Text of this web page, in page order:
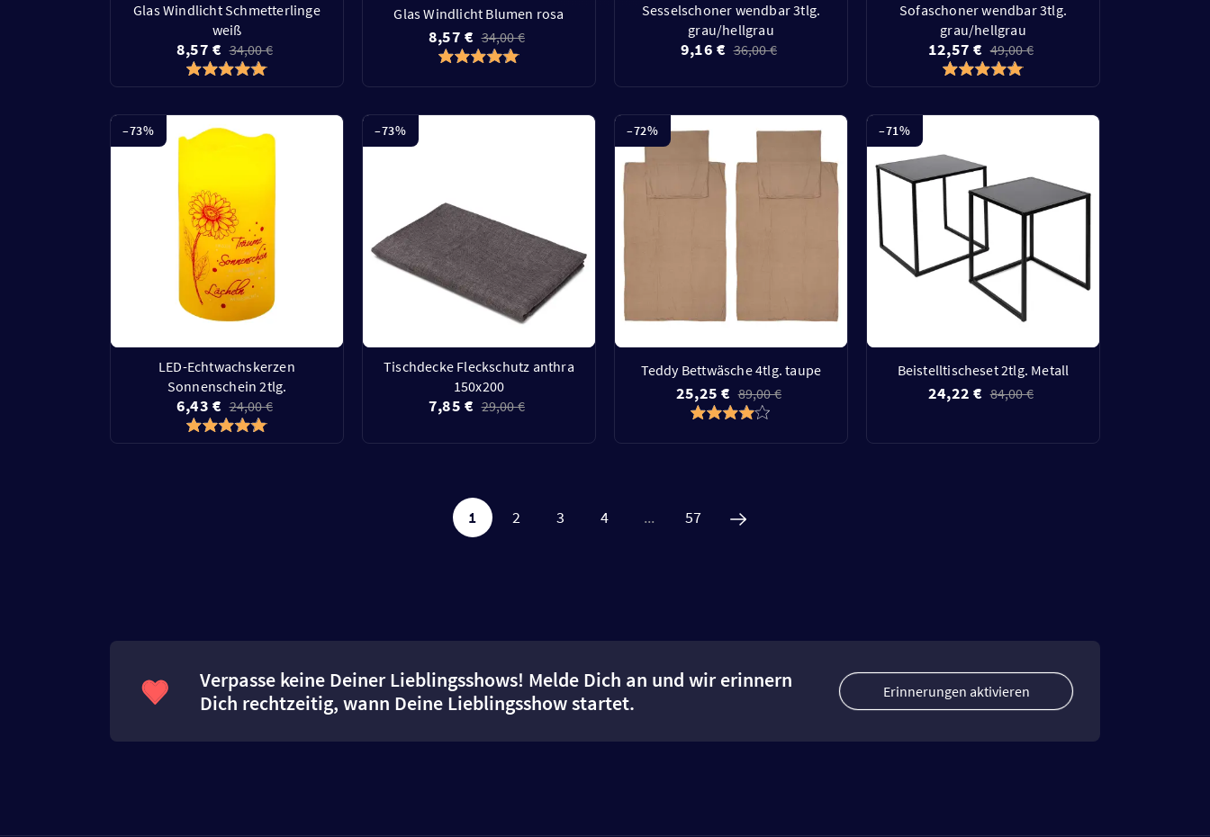
Glas Windlicht Schmetterlinge
weiß
8,57 € 34,00 €
Glas Windlicht Blumen rosa
8,57 € 34,00 €
Sesselschoner wendbar 3tlg.
grau/hellgrau
9,16 € 36,00 €
Sofaschoner wendbar 3tlg.
grau/hellgrau
12,57 € 49,00 €
–73%
LED-Echtwachskerzen
Sonnenschein 2tlg.
6,43 € 24,00 €
–73%
Tischdecke Fleckschutz anthra
150x200
7,85 € 29,00 €
–72%
Teddy Bettwäsche 4tlg. taupe
25,25 € 89,00 €
–71%
Beistelltischeset 2tlg. Metall
24,22 € 84,00 €
1 2 3 4 ... 57
Verpasse keine Deiner Lieblingsshows! Melde Dich an und wir erinnern
Dich rechtzeitig, wann Deine Lieblingsshow startet.
Erinnerungen aktivieren